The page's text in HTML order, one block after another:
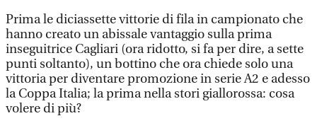
Prima le diciassette vittorie di fila in campionato che
hanno creato un abissale vantaggio sulla prima
inseguitrice Cagliari (ora ridotto, si fa per dire, a sette
punti soltanto), un bottino che ora chiede solo una
vittoria per diventare promozione in serie A2 e adesso
la Coppa Italia; la prima nella stori giallorossa: cosa
volere di più?